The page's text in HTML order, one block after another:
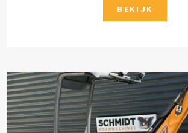
BEKIJK